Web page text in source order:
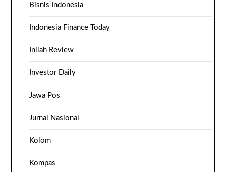
Bisnis Indonesia
Indonesia Finance Today
Inilah Review
Investor Daily
Jawa Pos
Jurnal Nasional
Kolom
Kompas